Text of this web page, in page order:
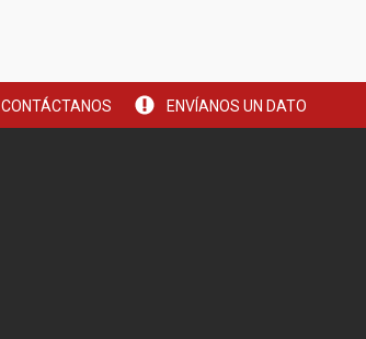
CONTÁCTANOS ENVÍANOS UN DATO